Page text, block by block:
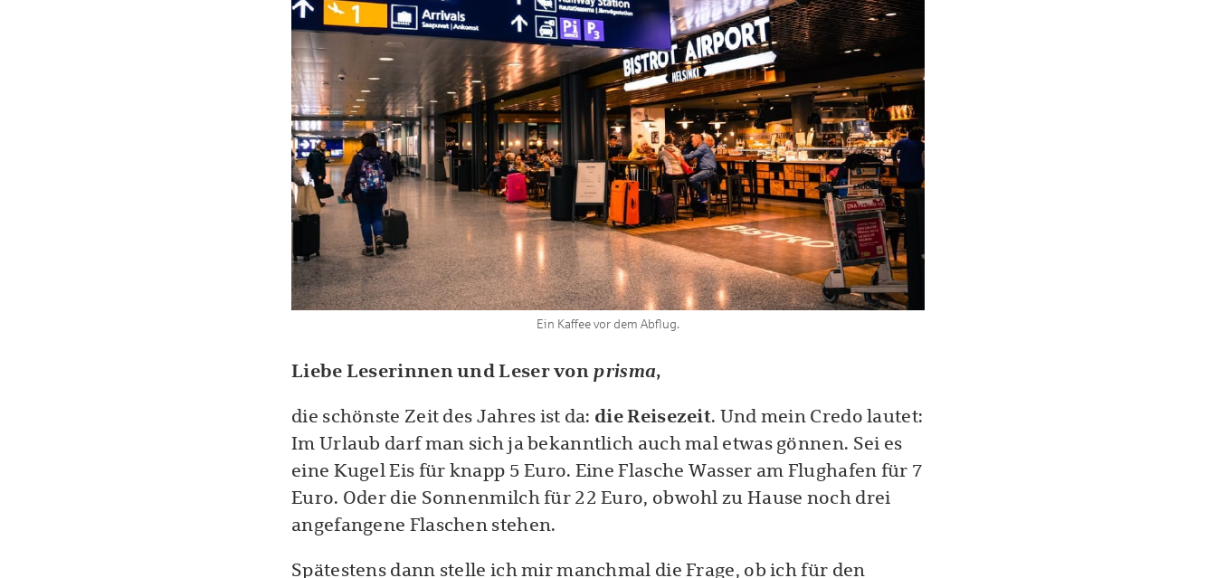
Ein Kaffee vor dem Abflug.
Liebe Leserinnen und Leser von prisma,
die schönste Zeit des Jahres ist da: die Reisezeit. Und mein Credo lautet:
Im Urlaub darf man sich ja bekanntlich auch mal etwas gönnen. Sei es
eine Kugel Eis für knapp 5 Euro. Eine Flasche Wasser am Flughafen für 7
Euro. Oder die Sonnenmilch für 22 Euro, obwohl zu Hause noch drei
angefangene Flaschen stehen.
Spätestens dann stelle ich mir manchmal die Frage, ob ich für den